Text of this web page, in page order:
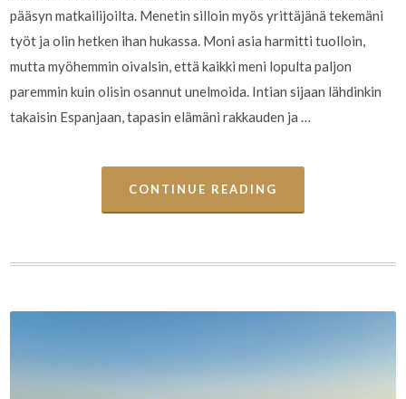
pääsyn matkailijoilta. Menetin silloin myös yrittäjänä tekemäni
työt ja olin hetken ihan hukassa. Moni asia harmitti tuolloin,
mutta myöhemmin oivalsin, että kaikki meni lopulta paljon
paremmin kuin olisin osannut unelmoida. Intian sijaan lähdinkin
takaisin Espanjaan, tapasin elämäni rakkauden ja …
CONTINUE READING